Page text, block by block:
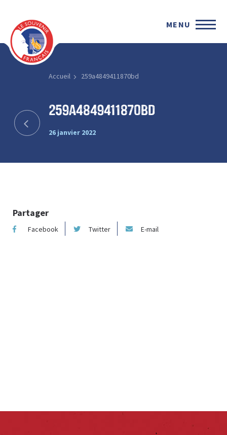
MENU
Accueil 259a4849411870bd
259a4849411870bd
26 janvier 2022
Partager
Facebook Twitter E-mail